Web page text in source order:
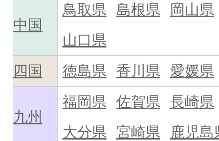
中国
鳥取県 島根県
岡山県
山口県
四国
徳島県 香川県 愛媛県
九州
福岡県 佐賀県
長崎県
大分県
宮崎県
鹿児島